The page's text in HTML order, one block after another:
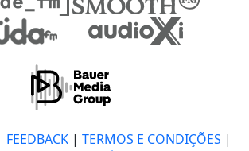
FEEDBACK| TERMOS E CONDIÇÕES |